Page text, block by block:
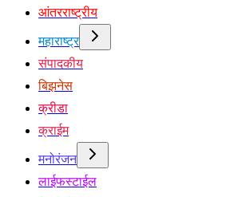
आंतरराष्ट्रीय
महाराष्ट्र
संपादकीय
बिझनेस
क्रीडा
क्राईम
मनोरंजन
लाईफस्टाईल